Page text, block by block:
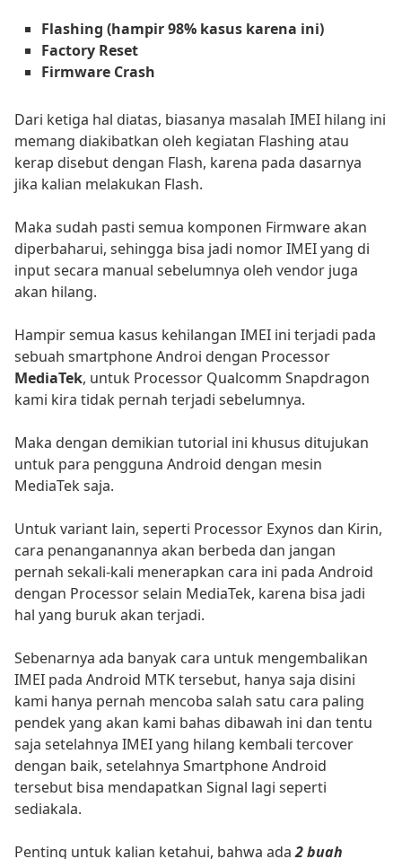
Flashing (hampir 98% kasus karena ini)
Factory Reset
Firmware Crash
Dari ketiga hal diatas, biasanya masalah IMEI hilang ini
memang diakibatkan oleh kegiatan Flashing atau
kerap disebut dengan Flash, karena pada dasarnya
jika kalian melakukan Flash.
Maka sudah pasti semua komponen Firmware akan
diperbaharui, sehingga bisa jadi nomor IMEI yang di
input secara manual sebelumnya oleh vendor juga
akan hilang.
Hampir semua kasus kehilangan IMEI ini terjadi pada
sebuah smartphone Androi dengan Processor
MediaTek, untuk Processor Qualcomm Snapdragon
kami kira tidak pernah terjadi sebelumnya.
Maka dengan demikian tutorial ini khusus ditujukan
untuk para pengguna Android dengan mesin
MediaTek saja.
Untuk variant lain, seperti Processor Exynos dan Kirin,
cara penanganannya akan berbeda dan jangan
pernah sekali-kali menerapkan cara ini pada Android
dengan Processor selain MediaTek, karena bisa jadi
hal yang buruk akan terjadi.
Sebenarnya ada banyak cara untuk mengembalikan
IMEI pada Android MTK tersebut, hanya saja disini
kami hanya pernah mencoba salah satu cara paling
pendek yang akan kami bahas dibawah ini dan tentu
saja setelahnya IMEI yang hilang kembali tercover
dengan baik, setelahnya Smartphone Android
tersebut bisa mendapatkan Signal lagi seperti
sediakala.
Penting untuk kalian ketahui, bahwa ada2 buah